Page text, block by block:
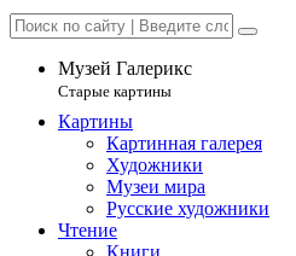
Музей Галерикс
Старые картины
Картины
Картинная галерея
Художники
Музеи мира
Русские художники
Чтение
Книги